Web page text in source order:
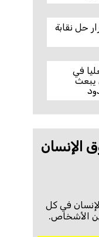
حل نقابة
في
يبعث
الإنسان
في كل
الأشخاص.